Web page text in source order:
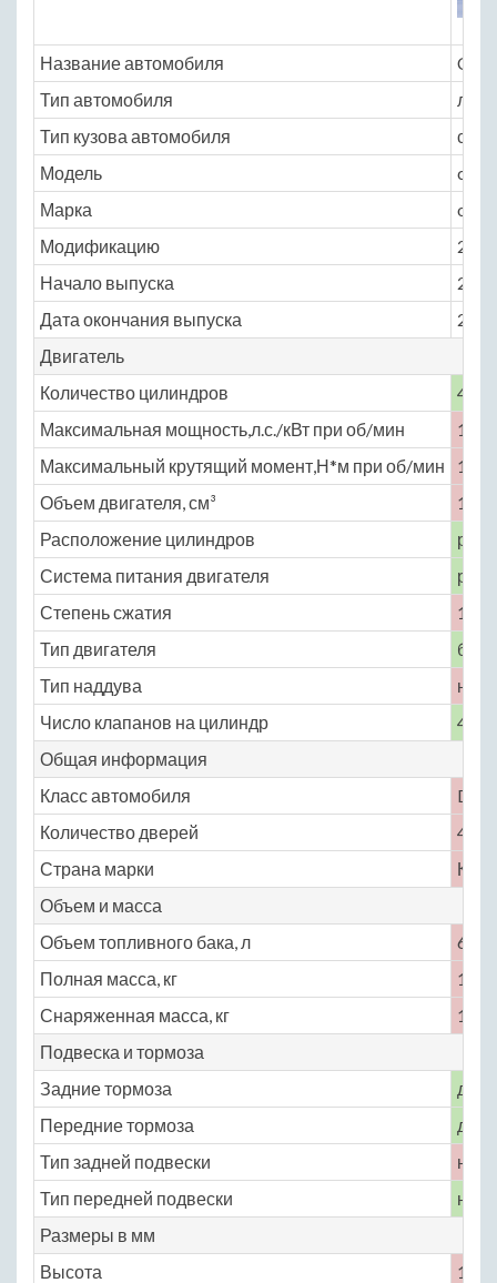
Название автомобиля
Тип автомобиля
Тип кузова автомобиля
Модель
Марка
Модификацию
2.0
Начало выпуска
2007
Дата окончания выпуска
2011
Двигатель
Количество цилиндров
4
Максимальная мощность,л.с./кВт при об/мин
125
Максимальный крутящий момент,Н*м при об/мин
168
Объем двигателя, см³
1997
Расположение цилиндров
Система питания двигателя
Степень сжатия
10
Тип двигателя
Тип наддува
нет
Число клапанов на цилиндр
4
Общая информация
Класс автомобиля
D
Количество дверей
4
Страна марки
Объем и масса
Объем топливного бака, л
60
Полная масса, кг
1815
Снаряженная масса, кг
1460
Подвеска и тормоза
Задние тормоза
Передние тормоза
Тип задней подвески
Тип передней подвески
Размеры в мм
Высота
1445